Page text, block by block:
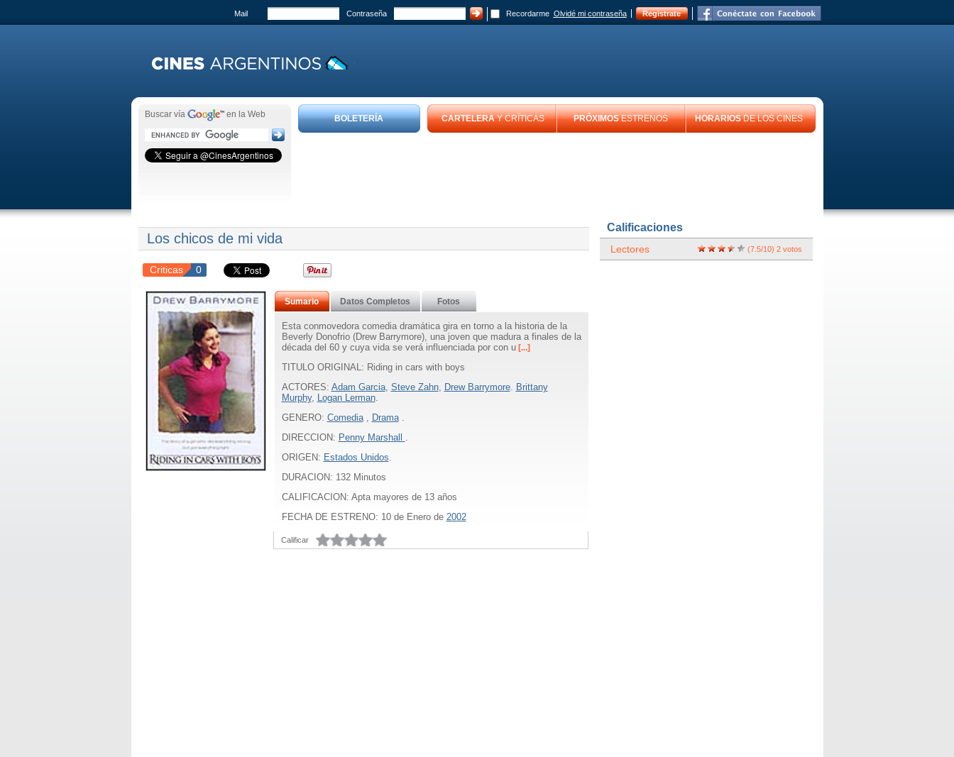
Mail Contraseña Recordarme Olvidé mi contraseña Registrate
Buscar vía en la Web BOLETERÍA CARTELERAY CRÍTICAS PRÓXIMOSESTRENOS HORARIOSDE LOS CINES
Los chicos de mi vida
Criticas 0
Sumario Datos Completos Fotos
Esta conmovedora comedia dramática gira en torno a la historia de la
Beverly Donofrio (Drew Barrymore), una joven que madura a finales de la
década del 60 y cuya vida se verá influenciada por con u[...]
TITULO ORIGINAL: Riding in cars with boys
ACTORES: Adam Garcia, Steve Zahn, Drew Barrymore. Brittany
Murphy, Logan Lerman.
GENERO: Comedia, Drama.
DIRECCION: Penny Marshall .
ORIGEN: Estados Unidos.
DURACION: 132Minutos
CALIFICACION: Apta mayores de 13 años
FECHA DE ESTRENO: 10 de Enero de 2002
Calificar
Calificaciones
Lectores (7.5/10) 2votos